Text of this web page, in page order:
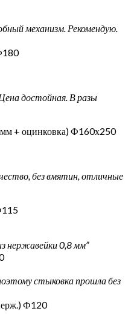
механизм. Рекомендую.
достойная. В разы
+ оцинковка) Ф160х250
без вмятин, отличные
нержавейки 0,8 мм”
стыковка прошла без
Ф120